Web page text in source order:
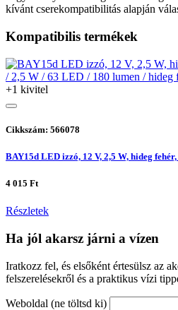
kívánt cserekompatibilitás alapján
Kompatibilis termékek
+1 kivitel
Cikkszám: 566078
BAY15d LED izzó, 12 V, 2,5 W, hideg
4 015 Ft
Részletek
Ha jól akarsz járni a vízen
Iratkozz fel, és elsőként értesülsz az
felszerelésekről és a praktikus vízi
Weboldal (ne töltsd ki)